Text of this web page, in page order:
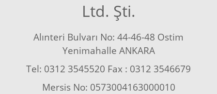
Ltd. Şti.
Alınteri Bulvarı No: 44-46-48 Ostim
Yenimahalle ANKARA
Tel: 0312 3545520 Fax : 0312 3546679
Mersis No: 0573004163000010